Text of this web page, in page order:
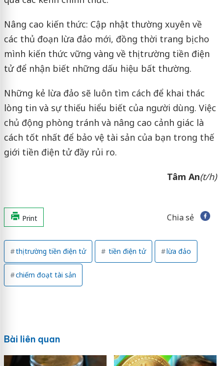
Nâng cao kiến thức: Cập nhật thường xuyên về
các thủ đoạn lừa đảo mới, đồng thời trang bị cho
mình kiến thức vững vàng về thị trường tiền điện
tử để nhận biết những dấu hiệu bất thường.
Những kẻ lừa đảo sẽ luôn tìm cách để khai thác
lòng tin và sự thiếu hiểu biết của người dùng. Việc
chủ động phòng tránh và nâng cao cảnh giác là
cách tốt nhất để bảo vệ tài sản của bạn trong thế
giới tiền điện tử đầy rủi ro.
Tâm An(t/h)
Print Chia sẻ
thị trường tiền điện tử tiền điện tử lừa đảo
chiếm đoạt tài sản
Bài liên quan